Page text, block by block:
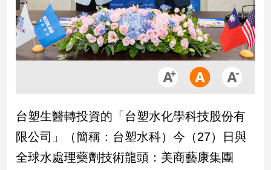
品
觀
治
焦
點
台塑生醫轉投資的「台塑水化學科技股份有
限公司」（簡稱：台塑水科）今（27）日與
全球水處理藥劑技術龍頭：美商藝康集團